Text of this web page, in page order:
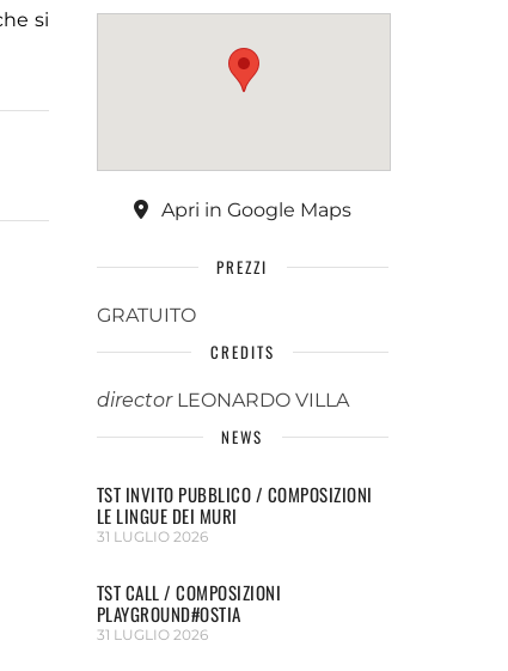
si
Apri in Google Maps
PREZZI
GRATUITO
CREDITS
director LEONARDO VILLA
NEWS
TST INVITO PUBBLICO / COMPOSIZIONI
LE LINGUE DEI MURI
31 LUGLIO 2026
TST CALL / COMPOSIZIONI
PLAYGROUND#OSTIA
31 LUGLIO 2026